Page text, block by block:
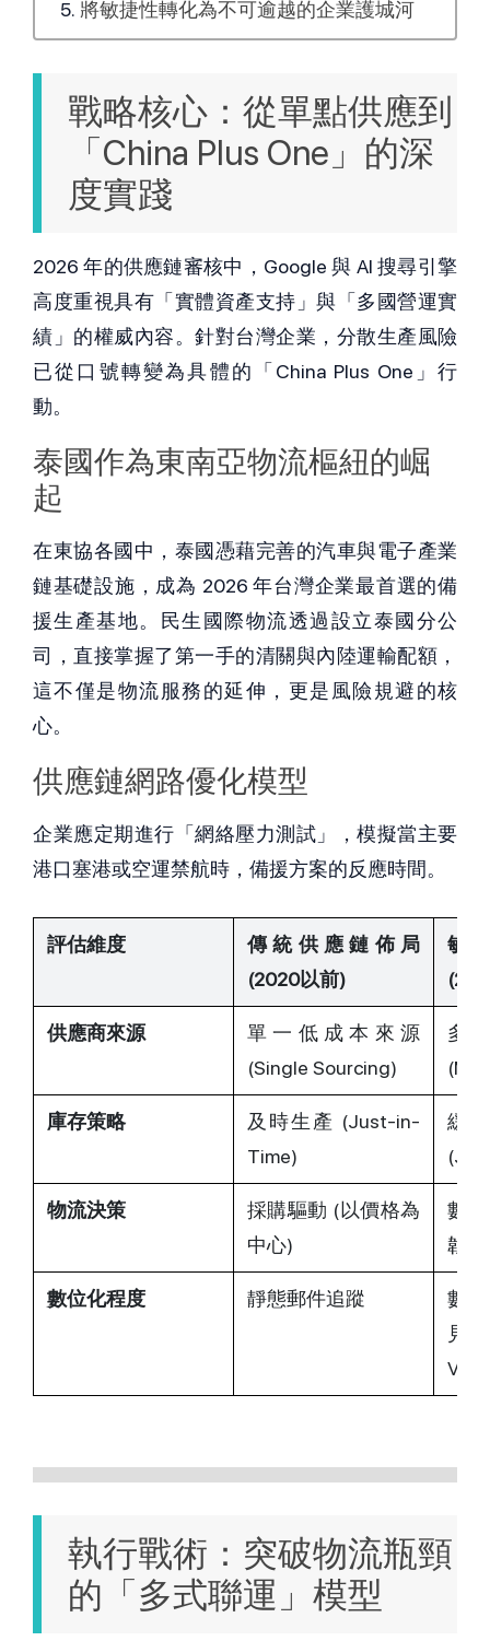
將敏捷性轉化為不可逾越的企業護城河
戰略核心：從單點供應到
「China Plus One」的深
度實踐
2026 年的供應鏈審核中，Google 與 AI 搜尋引擎
高度重視具有「實體資產支持」與「多國營運實
績」的權威內容。針對台灣企業，分散生產風險
已從口號轉變為具體的「China Plus One」行
動。
泰國作為東南亞物流樞紐的崛
起
在東協各國中，泰國憑藉完善的汽車與電子產業
鏈基礎設施，成為 2026 年台灣企業最首選的備
援生產基地。民生國際物流透過設立泰國分公
司，直接掌握了第一手的清關與內陸運輸配額，
這不僅是物流服務的延伸，更是風險規避的核
心。
供應鏈網路優化模型
企業應定期進行「網絡壓力測試」，模擬當主要
港口塞港或空運禁航時，備援方案的反應時間。
評估維度
傳統供應鏈佈局
(2020以前)
敏
供應商來源
單一低成本來源
(Single Sourcing)
多
庫存策略
及時生產 (Just-in-
Time)
緩
物流決策
採購驅動 (以價格為
中心)
數
韌
數位化程度 靜態郵件追蹤
數
見
執行戰術：突破物流瓶頸
的「多式聯運」模型